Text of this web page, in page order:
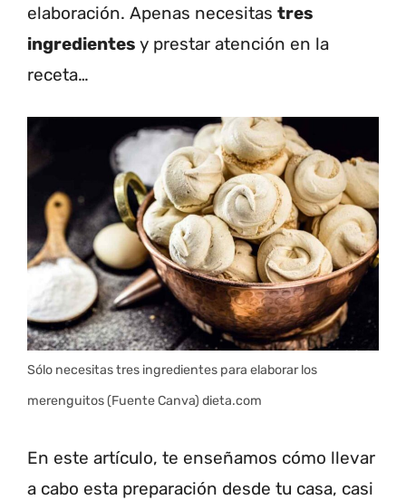
elaboración. Apenas necesitas tres
ingredientes y prestar atención en la
receta…
Sólo necesitas tres ingredientes para elaborar los
merenguitos (Fuente Canva) dieta.com
En este artículo, te enseñamos cómo llevar
a cabo esta preparación desde tu casa, casi